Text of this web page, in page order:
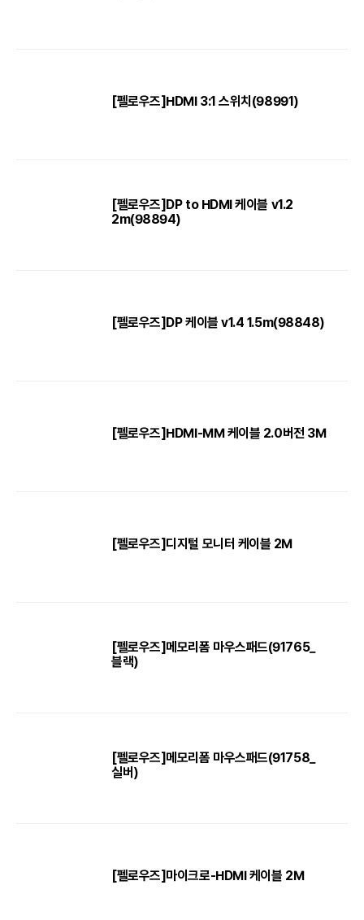
[펠로우즈]HDMI 3:1 스위치(98991)
[펠로우즈]DP to HDMI 케이블 v1.2
2m(98894)
[펠로우즈]DP 케이블 v1.4 1.5m(98848)
[펠로우즈]HDMI-MM 케이블 2.0버전 3M
[펠로우즈]디지털 모니터 케이블 2M
[펠로우즈]메모리폼 마우스패드(91765_
블랙)
[펠로우즈]메모리폼 마우스패드(91758_
실버)
[펠로우즈]마이크로-HDMI 케이블 2M